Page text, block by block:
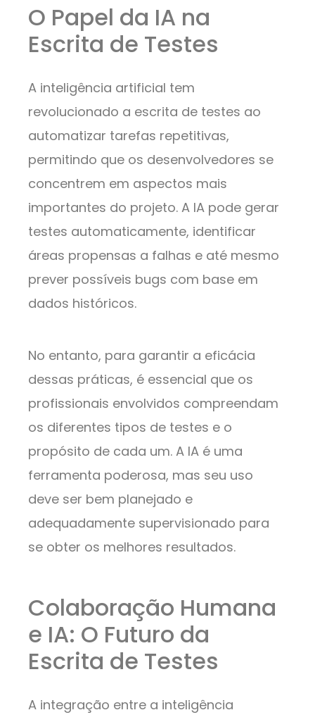
O Papel da IA na
Escrita de Testes
A inteligência artificial tem
revolucionado a escrita de testes ao
automatizar tarefas repetitivas,
permitindo que os desenvolvedores se
concentrem em aspectos mais
importantes do projeto. A IA pode gerar
testes automaticamente, identificar
áreas propensas a falhas e até mesmo
prever possíveis bugs com base em
dados históricos.
No entanto, para garantir a eficácia
dessas práticas, é essencial que os
profissionais envolvidos compreendam
os diferentes tipos de testes e o
propósito de cada um. A IA é uma
ferramenta poderosa, mas seu uso
deve ser bem planejado e
adequadamente supervisionado para
se obter os melhores resultados.
Colaboração Humana
e IA: O Futuro da
Escrita de Testes
A integração entre a inteligência